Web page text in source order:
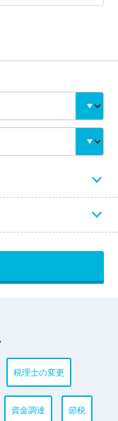
税理士の変更
資金調達 節税